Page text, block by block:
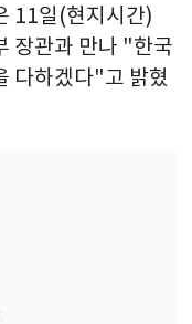
11일(현지시간)
장관과 만나 "한국
다하겠다"고 밝혔